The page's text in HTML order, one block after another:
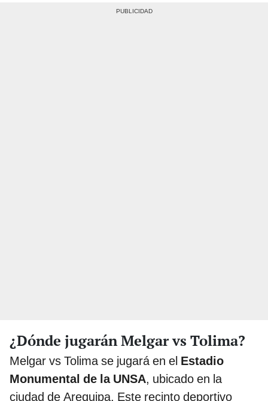
¿Dónde jugarán Melgar vs Tolima?
Melgar vs Tolima se jugará en el Estadio
Monumental de la UNSA, ubicado en la
ciudad de Arequipa. Este recinto deportivo